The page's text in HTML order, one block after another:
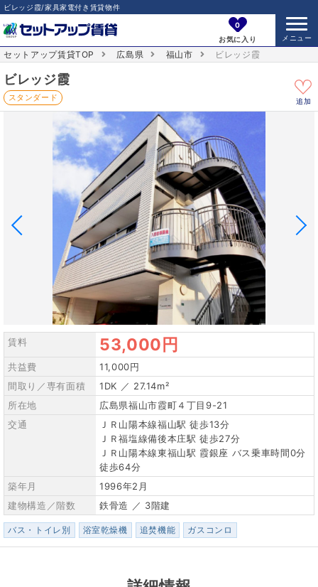
ビレッジ霞/家具家電付き賃貸物件
0
お気に入り
セットアップ賃貸TOP 広島県 福山市 ビレッジ霞
ビレッジ霞
スタンダード 追加
賃料 53,000円
共益費
11,000円
間取り／専有面積
1DK ／ 27.14m²
所在地
広島県福山市霞町４丁目9-21
交通
ＪＲ山陽本線福山駅 徒歩13分
ＪＲ福塩線備後本庄駅 徒歩27分
ＪＲ山陽本線東福山駅 霞銀座 バス乗車時間0分
徒歩64分
築年月
1996年2月
建物構造／階数
鉄骨造 ／ 3階建
バス・トイレ別 浴室乾燥機 追焚機能 ガスコンロ